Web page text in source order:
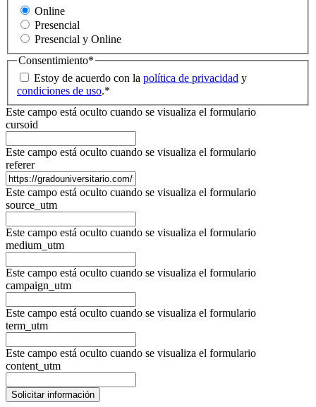
Online
Presencial
Presencial y Online
Consentimiento*
Estoy de acuerdo con la política de privacidad y
condiciones de uso.*
Este campo está oculto cuando se visualiza el formulario
cursoid
Este campo está oculto cuando se visualiza el formulario
referer
Este campo está oculto cuando se visualiza el formulario
source_utm
Este campo está oculto cuando se visualiza el formulario
medium_utm
Este campo está oculto cuando se visualiza el formulario
campaign_utm
Este campo está oculto cuando se visualiza el formulario
term_utm
Este campo está oculto cuando se visualiza el formulario
content_utm